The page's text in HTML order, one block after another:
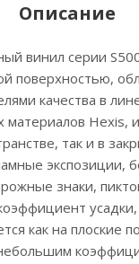
Описание
винил серии
поверхностью,
качества в
материалов Hexis,
так и в
экспозиции,
знаки,
усадки,
как на плоские